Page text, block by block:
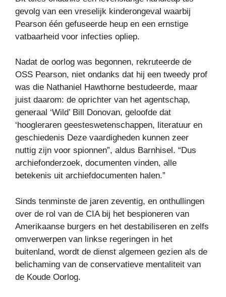
gevolg van een vreselijk kinderongeval waarbij
Pearson één gefuseerde heup en een ernstige
vatbaarheid voor infecties opliep.
Nadat de oorlog was begonnen, rekruteerde de
OSS Pearson, niet ondanks dat hij een tweedy prof
was die Nathaniel Hawthorne bestudeerde, maar
juist daarom: de oprichter van het agentschap,
generaal ‘Wild’ Bill Donovan, geloofde dat
‘hoogleraren geesteswetenschappen, literatuur en
geschiedenis Deze vaardigheden kunnen zeer
nuttig zijn voor spionnen”, aldus Barnhisel. “Dus
archiefonderzoek, documenten vinden, alle
betekenis uit archiefdocumenten halen.”
Sinds tenminste de jaren zeventig, en onthullingen
over de rol van de CIA bij het bespioneren van
Amerikaanse burgers en het destabiliseren en zelfs
omverwerpen van linkse regeringen in het
buitenland, wordt de dienst algemeen gezien als de
belichaming van de conservatieve mentaliteit van
de Koude Oorlog.